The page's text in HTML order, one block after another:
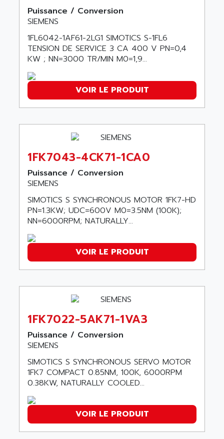
SINUMERIK 810
PREMIUM
PREVENTA
TWIDO
NANO
PCMCIA CARD
SIMATIC S7-300
TDM
TVM
KVR
TVD
SERVO DRIVE
AC MAINSPINDLE
TDA
DIAX 4
cms3
PARVEX
AMS
MOVITRAC
ACTIOMTECH
ACTION PAK
ACTIVA MULLER
ACTIVE HUB
ACTRONIC
ACU-RITE
ACX ADAP TORR
ADAC
ADAFRUIT
ADAM
ADAMCZEWSKI
ADAMEL
ADAPTATER
ADAPTATIVE
ADAPTEC
ADAPTORR
ADC AUTOMATICA
ADDA
ADDER
ADDI DATA
ADEL SYSTEM
ADEPT
ADEPT TECHNOLOGY
ADETEC
Puissance / Conversion
SIEMENS
1FL6042-1AF61-2LG1 SIMOTICS S-1FL6
TENSION DE SERVICE 3 CA 400 V PN=0,4
KW ; NN=3000 TR/MIN M0=1,9...
VOIR LE PRODUIT
1FK7043-4CK71-1CA0
Puissance / Conversion
SIEMENS
SIMOTICS S SYNCHRONOUS MOTOR 1FK7-HD
PN=1.3KW; UDC=600V M0=3.5NM (100K);
NN=6000RPM; NATURALLY...
VOIR LE PRODUIT
1FK7022-5AK71-1VA3
Puissance / Conversion
SIEMENS
SIMOTICS S SYNCHRONOUS SERVO MOTOR
1FK7 COMPACT 0.85NM, 100K, 6000RPM
0.38KW, NATURALLY COOLED...
VOIR LE PRODUIT